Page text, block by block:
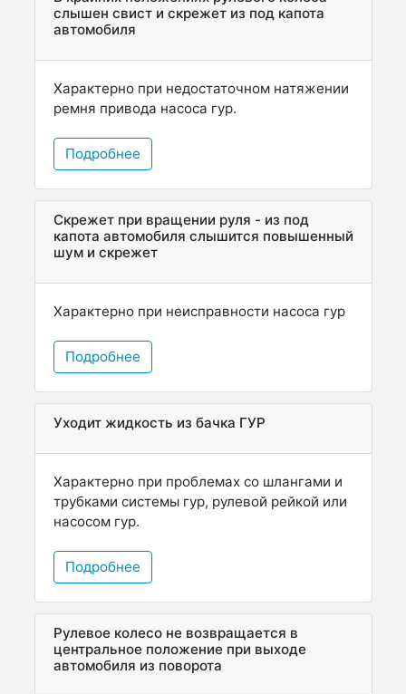
слышен свист и скрежет из под капота
автомобиля
Характерно при недостаточном натяжении
ремня привода насоса гур.
Подробнее
Скрежет при вращении руля - из под
капота автомобиля слышится повышенный
шум и скрежет
Характерно при неисправности насоса гур
Подробнее
Уходит жидкость из бачка ГУР
Характерно при проблемах со шлангами и
трубками системы гур, рулевой рейкой или
насосом гур.
Подробнее
Рулевое колесо не возвращается в
центральное положение при выходе
автомобиля из поворота